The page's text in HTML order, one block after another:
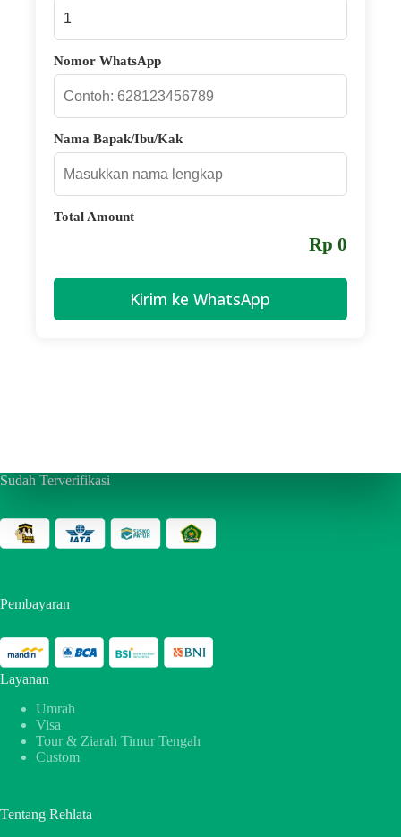
Nomor WhatsApp
Nama Bapak/Ibu/Kak
Total Amount
Rp 0
Kirim ke WhatsApp
Sudah Terverifikasi
Pembayaran
Layanan
Umrah
Visa
Tour & Ziarah Timur Tengah
Custom
Tentang Rehlata